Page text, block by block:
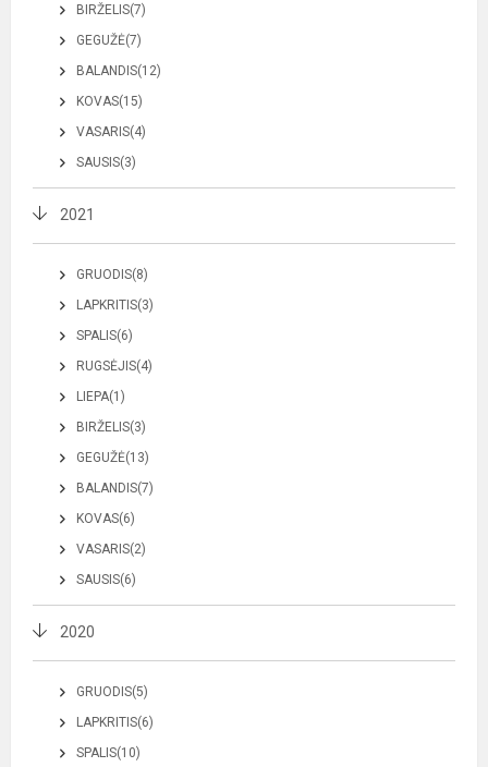
BIRŽELIS(7)
GEGUŽĖ(7)
BALANDIS(12)
KOVAS(15)
VASARIS(4)
SAUSIS(3)
2021
GRUODIS(8)
LAPKRITIS(3)
SPALIS(6)
RUGSĖJIS(4)
LIEPA(1)
BIRŽELIS(3)
GEGUŽĖ(13)
BALANDIS(7)
KOVAS(6)
VASARIS(2)
SAUSIS(6)
2020
GRUODIS(5)
LAPKRITIS(6)
SPALIS(10)